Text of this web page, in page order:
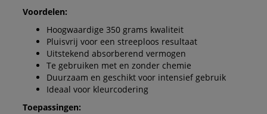
Voordelen:
Hoogwaardige 350 grams kwaliteit
Pluisvrij voor een streeploos resultaat
Uitstekend absorberend vermogen
Te gebruiken met en zonder chemie
Duurzaam en geschikt voor intensief gebruik
Ideaal voor kleurcodering
Toepassingen: